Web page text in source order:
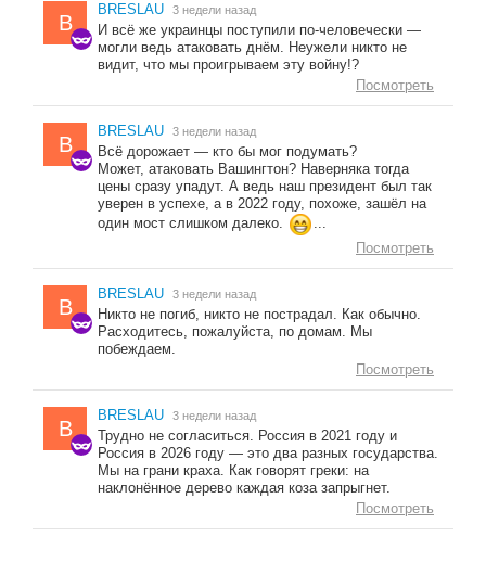
B
BRESLAU 3 недели назад
И всё же украинцы поступили по-человечески —
могли ведь атаковать днём. Неужели никто не
видит, что мы проигрываем эту войну!?
Посмотреть
B
BRESLAU 3 недели назад
Всё дорожает — кто бы мог подумать?
Может, атаковать Вашингтон? Наверняка тогда
цены сразу упадут. А ведь наш президент был так
уверен в успехе, а в 2022 году, похоже, зашёл на
один мост слишком далеко.
...
Посмотреть
B
BRESLAU 3 недели назад
Никто не погиб, никто не пострадал. Как обычно.
Расходитесь, пожалуйста, по домам. Мы
побеждаем.
Посмотреть
B
BRESLAU 3 недели назад
Трудно не согласиться. Россия в 2021 году и
Россия в 2026 году — это два разных государства.
Мы на грани краха. Как говорят греки: на
наклонённое дерево каждая коза запрыгнет.
Посмотреть